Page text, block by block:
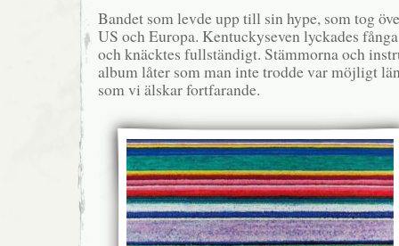
Bandet som levde upp till sin hype, som tog
US och Europa. Kentuckyseven lyckades
och knäcktes fullständigt. Stämmorna och
album låter som man inte trodde var möjligt
som vi älskar fortfarande.